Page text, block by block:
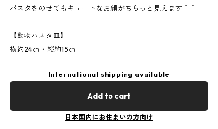
パスタをのせてもキュートなお顔がちらっと見えます＾＾
【動物パスタ皿】
横約24㎝・縦約15㎝
International shipping available
Add to cart
日本国内にお住まいの方向け